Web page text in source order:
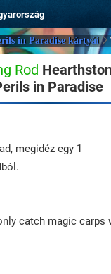
in Paradise kártyái
Rod
in Paradise
megidéz egy 1
catch magic carps